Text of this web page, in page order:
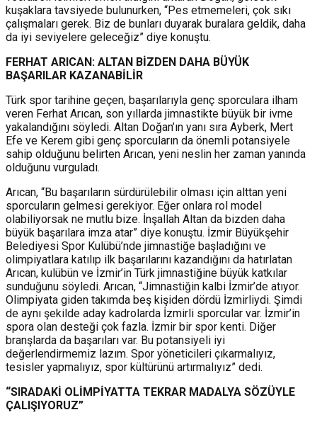
kuşaklara tavsiyede bulunurken, “Pes etmemeleri, çok sıkı
çalışmaları gerek. Biz de bunları duyarak buralara geldik, daha
da iyi seviyelere geleceğiz” diye konuştu.
FERHAT ARICAN: ALTAN BİZDEN DAHA BÜYÜK
BAŞARILAR KAZANABİLİR
Türk spor tarihine geçen, başarılarıyla genç sporculara ilham
veren Ferhat Arıcan, son yıllarda jimnastikte büyük bir ivme
yakalandığını söyledi. Altan Doğan’ın yanı sıra Ayberk, Mert
Efe ve Kerem gibi genç sporcuların da önemli potansiyele
sahip olduğunu belirten Arıcan, yeni neslin her zaman yanında
olduğunu vurguladı.
Arıcan, “Bu başarıların sürdürülebilir olması için alttan yeni
sporcuların gelmesi gerekiyor. Eğer onlara rol model
olabiliyorsak ne mutlu bize. İnşallah Altan da bizden daha
büyük başarılara imza atar” diye konuştu. İzmir Büyükşehir
Belediyesi Spor Kulübü’nde jimnastiğe başladığını ve
olimpiyatlara katılıp ilk başarılarını kazandığını da hatırlatan
Arıcan, kulübün ve İzmir’in Türk jimnastiğine büyük katkılar
sunduğunu söyledi. Arıcan, “Jimnastiğin kalbi İzmir’de atıyor.
Olimpiyata giden takımda beş kişiden dördü İzmirliydi. Şimdi
de aynı şekilde aday kadrolarda İzmirli sporcular var. İzmir’in
spora olan desteği çok fazla. İzmir bir spor kenti. Diğer
branşlarda da başarıları var. Bu potansiyeli iyi
değerlendirmemiz lazım. Spor yöneticileri çıkarmalıyız,
tesisler yapmalıyız, spor kültürünü artırmalıyız” dedi.
“SIRADAKİ OLİMPİYATTA TEKRAR MADALYA SÖZÜYLE
ÇALIŞIYORUZ”